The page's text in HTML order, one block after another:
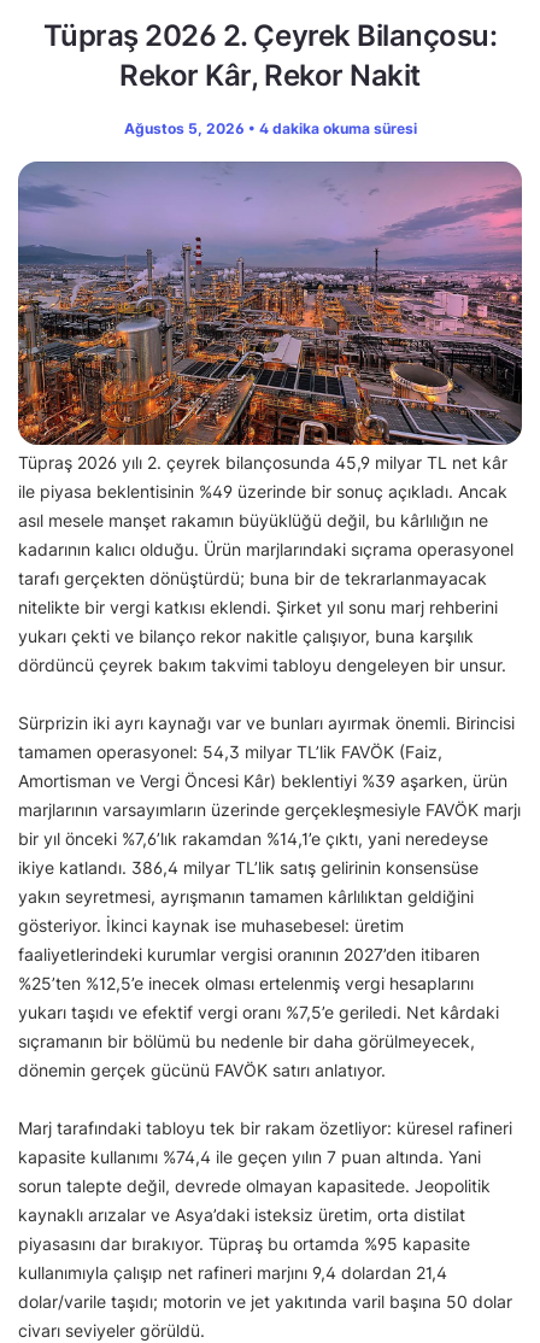
Tüpraş 2026 2. Çeyrek Bilançosu:
Rekor Kâr, Rekor Nakit
Ağustos 5, 2026 • 4 dakika okuma süresi
Tüpraş 2026 yılı 2. çeyrek bilançosunda 45,9 milyar TL net kâr
ile piyasa beklentisinin %49 üzerinde bir sonuç açıkladı. Ancak
asıl mesele manşet rakamın büyüklüğü değil, bu kârlılığın ne
kadarının kalıcı olduğu. Ürün marjlarındaki sıçrama operasyonel
tarafı gerçekten dönüştürdü; buna bir de tekrarlanmayacak
nitelikte bir vergi katkısı eklendi. Şirket yıl sonu marj rehberini
yukarı çekti ve bilanço rekor nakitle çalışıyor, buna karşılık
dördüncü çeyrek bakım takvimi tabloyu dengeleyen bir unsur.
Sürprizin iki ayrı kaynağı var ve bunları ayırmak önemli. Birincisi
tamamen operasyonel: 54,3 milyar TL’lik FAVÖK (Faiz,
Amortisman ve Vergi Öncesi Kâr) beklentiyi %39 aşarken, ürün
marjlarının varsayımların üzerinde gerçekleşmesiyle FAVÖK marjı
bir yıl önceki %7,6’lık rakamdan %14,1’e çıktı, yani neredeyse
ikiye katlandı. 386,4 milyar TL’lik satış gelirinin konsensüse
yakın seyretmesi, ayrışmanın tamamen kârlılıktan geldiğini
gösteriyor. İkinci kaynak ise muhasebesel: üretim
faaliyetlerindeki kurumlar vergisi oranının 2027’den itibaren
%25’ten %12,5’e inecek olması ertelenmiş vergi hesaplarını
yukarı taşıdı ve efektif vergi oranı %7,5’e geriledi. Net kârdaki
sıçramanın bir bölümü bu nedenle bir daha görülmeyecek,
dönemin gerçek gücünü FAVÖK satırı anlatıyor.
Marj tarafındaki tabloyu tek bir rakam özetliyor: küresel rafineri
kapasite kullanımı %74,4 ile geçen yılın 7 puan altında. Yani
sorun talepte değil, devrede olmayan kapasitede. Jeopolitik
kaynaklı arızalar ve Asya’daki isteksiz üretim, orta distilat
piyasasını dar bırakıyor. Tüpraş bu ortamda %95 kapasite
kullanımıyla çalışıp net rafineri marjını 9,4 dolardan 21,4
dolar/varile taşıdı; motorin ve jet yakıtında varil başına 50 dolar
civarı seviyeler görüldü.